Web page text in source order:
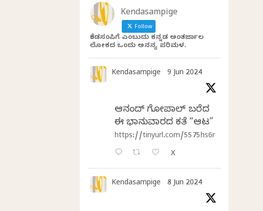
Kendasampige
Follow
ಕೆಂಡಸಂಪಿಗೆ ಎಂಬುದು ಕನ್ನಡ ಅಂತರ್ಜಾಲ
ಲೋಕದ ಒಂದು ಅನನ್ಯ ಪರಿಮಳ.
Kendasampige 9 Jun 2024
ಆನಂದ್‌ ಗೋಪಾಲ್‌ ಬರೆದ
ಈ ಭಾನುವಾರದ ಕತೆ “ಆಟ”
https://tinyurl.com/5575hs6r
X
Kendasampige 8 Jun 2024